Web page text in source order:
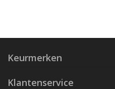
Keurmerken
Klantenservice